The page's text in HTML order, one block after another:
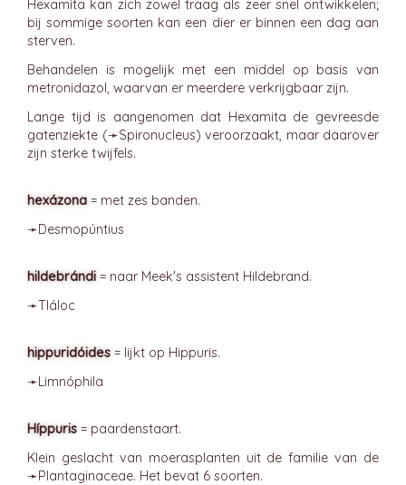
Hexamita kan zich zowel traag als zeer snel ontwikkelen;
bij sommige soorten kan een dier er binnen een dag aan
sterven.
Behandelen is mogelijk met een middel op basis van
metronidazol, waarvan er meerdere verkrijgbaar zijn.
Lange tijd is aangenomen dat Hexamita de gevreesde
gatenziekte (➛Spironucleus) veroorzaakt, maar daarover
zijn sterke twijfels.
hexázona = met zes banden.
➛Desmopúntius
hildebrándi = naar Meek's assistent Hildebrand.
➛Tláloc
hippuridóides = lijkt op Hippuris.
➛Limnóphila
Híppuris = paardenstaart.
Klein geslacht van moerasplanten uit de familie van de
➛Plantaginaceae. Het bevat 6 soorten.